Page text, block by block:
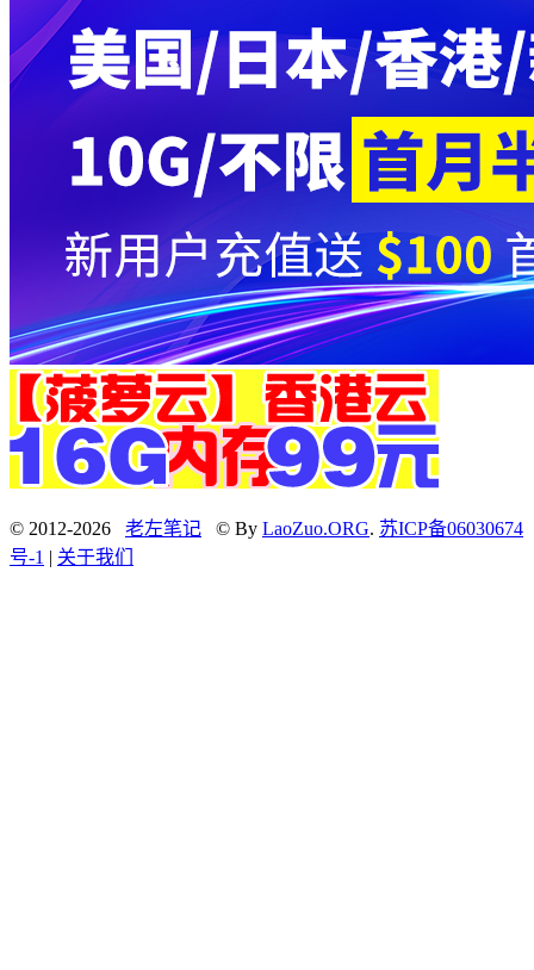
© 2012-2026 老左笔记 © By LaoZuo.ORG. 苏ICP备06030674
号-1 | 关于我们